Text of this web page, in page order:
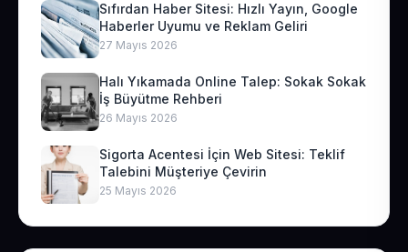
Sıfırdan Haber Sitesi: Hızlı Yayın, Google
Haberler Uyumu ve Reklam Geliri
27 Mayıs 2026
Halı Yıkamada Online Talep: Sokak Sokak
İş Büyütme Rehberi
26 Mayıs 2026
Sigorta Acentesi İçin Web Sitesi: Teklif
Talebini Müşteriye Çevirin
25 Mayıs 2026